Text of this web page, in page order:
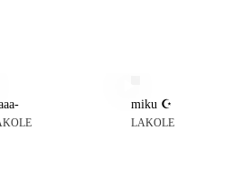
大哥大用戶可立即使用無須另外申請。
miku ☪︎
LAKOLE